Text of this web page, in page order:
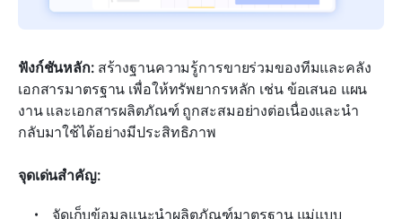
ฟังก์ชันหลัก: สร้างฐานความรู้การขายร่วมของทีมและคลัง
เอกสารมาตรฐาน เพื่อให้ทรัพยากรหลัก เช่น ข้อเสนอ แผน
งาน และเอกสารผลิตภัณฑ์ ถูกสะสมอย่างต่อเนื่องและนำ
กลับมาใช้ได้อย่างมีประสิทธิภาพ
จุดเด่นสำคัญ:
จัดเก็บข้อมูลแนะนำผลิตภัณฑ์มาตรฐาน แม่แบบ